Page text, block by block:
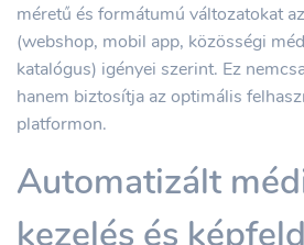
méretű és formátumú változatokat
(webshop, mobil app, közösségi
katalógus) igényei szerint. Ez
hanem biztosítja az optimális
platformon.
Automatizált
kezelés és